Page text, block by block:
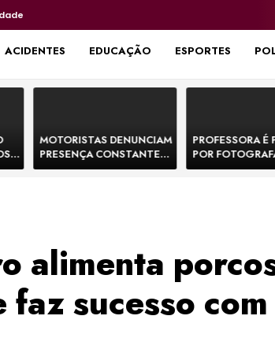
ACIDENTES EDUCAÇÃO ESPORTES
MOTORISTAS DENUNCIAM
PRESENÇA CONSTANTE
DE BOVINOS NA BR-330 E
PROFESSORA É
POR
PARTES
alimenta
faz sucesso